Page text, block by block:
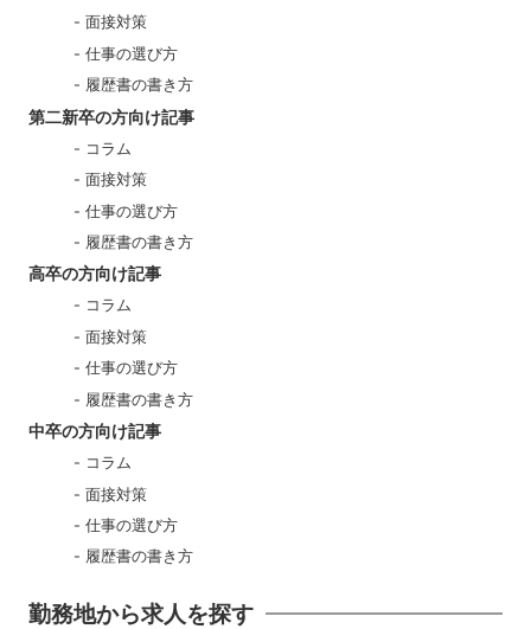
面接対策
仕事の選び方
履歴書の書き方
第二新卒の方向け記事
コラム
面接対策
仕事の選び方
履歴書の書き方
高卒の方向け記事
コラム
面接対策
仕事の選び方
履歴書の書き方
中卒の方向け記事
コラム
面接対策
仕事の選び方
履歴書の書き方
勤務地から求人を探す